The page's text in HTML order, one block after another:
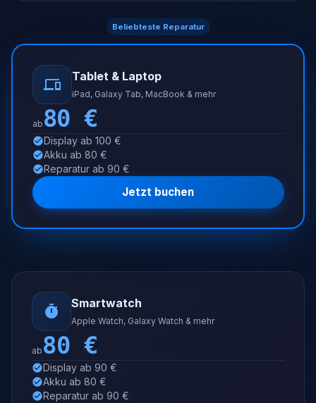
Beliebteste Reparatur
Tablet & Laptop
iPad, Galaxy Tab, MacBook & mehr
ab 80 €
Display ab 100 €
Akku ab 80 €
Reparatur ab 90 €
Jetzt buchen
Smartwatch
Apple Watch, Galaxy Watch & mehr
ab 80 €
Display ab 90 €
Akku ab 80 €
Reparatur ab 90 €